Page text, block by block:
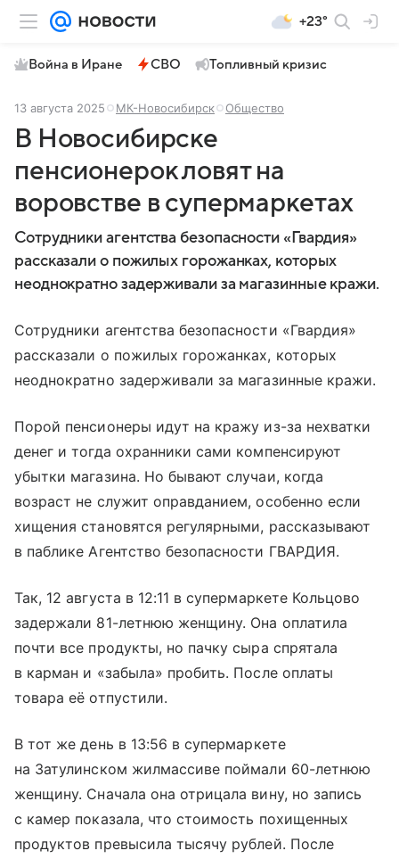
+23°
Война в Иране СВО Топливный кризис
13 августа 2025 МК-Новосибирск Общество
В Новосибирске
пенсионерок ловят на
воровстве в супермаркетах
Сотрудники агентства безопасности «Гвардия»
рассказали о пожилых горожанках, которых
неоднократно задерживали за магазинные кражи.
Сотрудники агентства безопасности «Гвардия»
рассказали о пожилых горожанках, которых
неоднократно задерживали за магазинные кражи.
Порой пенсионеры идут на кражу из-за нехватки
денег и тогда охранники сами компенсируют
убытки магазина. Но бывают случаи, когда
возраст не служит оправданием, особенно если
хищения становятся регулярными, рассказывают
в паблике Агентство безопасности ГВАРДИЯ.
Так, 12 августа в 12:11 в супермаркете Кольцово
задержали 81-летнюю женщину. Она оплатила
почти все продукты, но пачку сыра спрятала
в карман и «забыла» пробить. После оплаты
товара её отпустили.
В тот же день в 13:56 в супермаркете
на Затулинском жилмассиве поймали 60-летнюю
женщину. Сначала она отрицала вину, но запись
с камер показала, что стоимость похищенных
продуктов превысила тысячу рублей. После